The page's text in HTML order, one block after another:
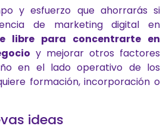
y esfuerzo que ahorrarás si
de marketing digital en
libre para concentrarte en
y mejorar otros factores
en el lado operativo de los
formación, incorporación o
ideas